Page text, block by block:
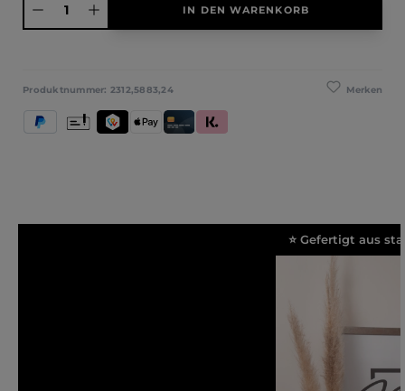
IN DEN WARENKORB
Merken
Produktnummer: 2312,5883,24
TWINT
PayPal Apple PayKredit- und Debitkarte
Klarna (Rechnung / Ratenkauf / Sofort)
Vorkasse
⭐ Gefertigt aus